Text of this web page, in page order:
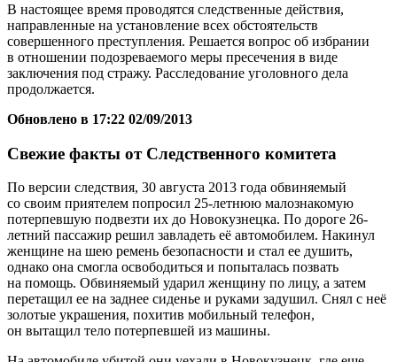
В настоящее время проводятся следственные действия,
направленные на установление всех обстоятельств
совершенного преступления. Решается вопрос об избрании
в отношении подозреваемого меры пресечения в виде
заключения под стражу. Расследование уголовного дела
продолжается.
Обновлено в 17:22 02/09/2013
Свежие факты от Следственного комитета
По версии следствия, 30 августа 2013 года обвиняемый
со своим приятелем попросил 25-летнюю малознакомую
потерпевшую подвезти их до Новокузнецка. По дороге 26-
летний пассажир решил завладеть её автомобилем. Накинул
женщине на шею ремень безопасности и стал ее душить,
однако она смогла освободиться и попыталась позвать
на помощь. Обвиняемый ударил женщину по лицу, а затем
перетащил ее на заднее сиденье и руками задушил. Снял с неё
золотые украшения, похитив мобильный телефон,
он вытащил тело потерпевшей из машины.